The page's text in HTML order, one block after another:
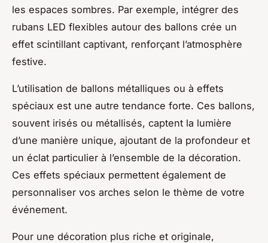
les espaces sombres. Par exemple, intégrer des
rubans LED flexibles autour des ballons crée un
effet scintillant captivant, renforçant l’atmosphère
festive.
L’utilisation de ballons métalliques ou à effets
spéciaux est une autre tendance forte. Ces ballons,
souvent irisés ou métallisés, captent la lumière
d’une manière unique, ajoutant de la profondeur et
un éclat particulier à l’ensemble de la décoration.
Ces effets spéciaux permettent également de
personnaliser vos arches selon le thème de votre
événement.
Pour une décoration plus riche et originale,